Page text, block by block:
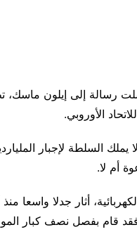
رسالة إلى إيلون ماسك،
الأوروبي.
السلطة لإجبار
أم لا.
أثار جدلا واسعا
في أكتوبر مقابل 44 مليار دولار. فقد قام